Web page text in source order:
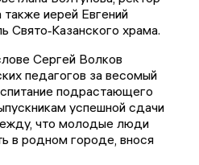
иерей Евгений
Свято‑Казанского храма.
Сергей Волков
педагогов за весомый
подрастающего
успешной сдачи
что молодые люди
в родном городе, внося